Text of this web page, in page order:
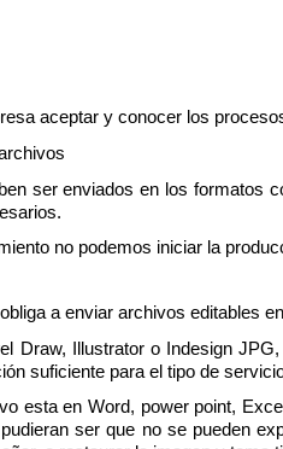
aceptar y conocer los
ser enviados en los formatos
no podemos iniciar la
a enviar archivos editables
Draw, Illustrator o Indesign
suficiente para el tipo de
en Word, power point, Excel,
ser que no se pueden